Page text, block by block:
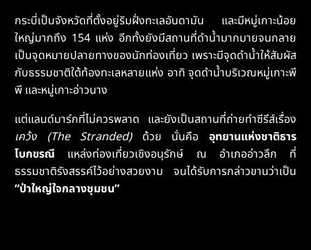
กระบี่เป็นจังหวัดที่ตั้งอยู่ริมฝั่งทะเลอันดามัน และมีหมู่เกาะน้อย
ใหญ่มากถึง 154 แห่ง อีกทั้งยังมีสถานที่ดำน้ำมากมายจนกลาย
เป็นจุดหมายปลายทางของนักท่องเที่ยว เพราะมีจุดดำน้ำให้สัมผัส
กับธรรมชาติใต้ท้องทะเลหลายแห่ง อาทิ จุดดำน้ำบริเวณหมู่เกาะพี
พี และหมู่เกาะอ่าวนาง
แต่แลนด์มาร์กที่ไม่ควรพลาด และยังเป็นสถานที่ถ่ายทำซีรีส์เรื่อง
เคว้ง (The Stranded) ด้วย นั่นคืออุทยานแห่งชาติธาร
โบกขรณี แหล่งท่องเที่ยวเชิงอนุรักษ์ ณ อำเภออ่าวลึก ที่
ธรรมชาติรังสรรค์ไว้อย่างสวยงาม จนได้รับการกล่าวขานว่าเป็น
“ป่าใหญ่ใจกลางชุมชน”